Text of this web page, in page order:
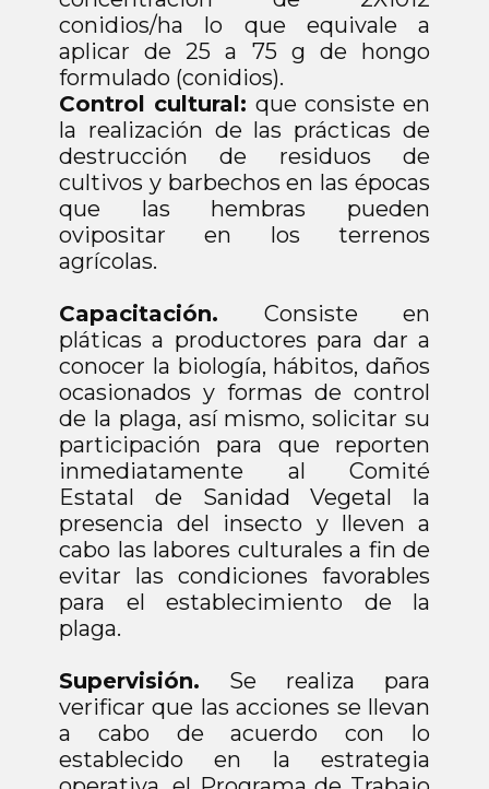
conidios/ha lo que equivale a
aplicar de 25 a 75 g de hongo
formulado (conidios).
Control cultural: que consiste en
la realización de las prácticas de
destrucción de residuos de
cultivos y barbechos en las épocas
que las hembras pueden
ovipositar en los terrenos
agrícolas.
Capacitación. Consiste en
pláticas a productores para dar a
conocer la biología, hábitos, daños
ocasionados y formas de control
de la plaga, así mismo, solicitar su
participación para que reporten
inmediatamente al Comité
Estatal de Sanidad Vegetal la
presencia del insecto y lleven a
cabo las labores culturales a fin de
evitar las condiciones favorables
para el establecimiento de la
plaga.
Supervisión. Se realiza para
verificar que las acciones se llevan
a cabo de acuerdo con lo
establecido en la estrategia